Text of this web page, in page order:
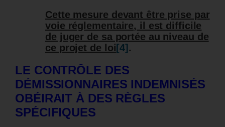
Cette mesure devant être prise par
voie réglementaire, il est difficile
de juger de sa portée au niveau de
ce projet de loi [4] .
LE CONTRÔLE DES
DÉMISSIONNAIRES INDEMNISÉS
OBÉIRAIT À DES RÈGLES
SPÉCIFIQUES